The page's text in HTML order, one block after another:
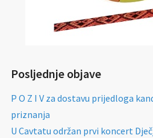
Posljednje objave
P O Z I V za dostavu prijedloga
priznanja
U Cavtatu održan prvi koncert